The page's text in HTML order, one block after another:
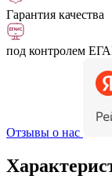
Гарантия качества
под контролем
Отзывы о нас